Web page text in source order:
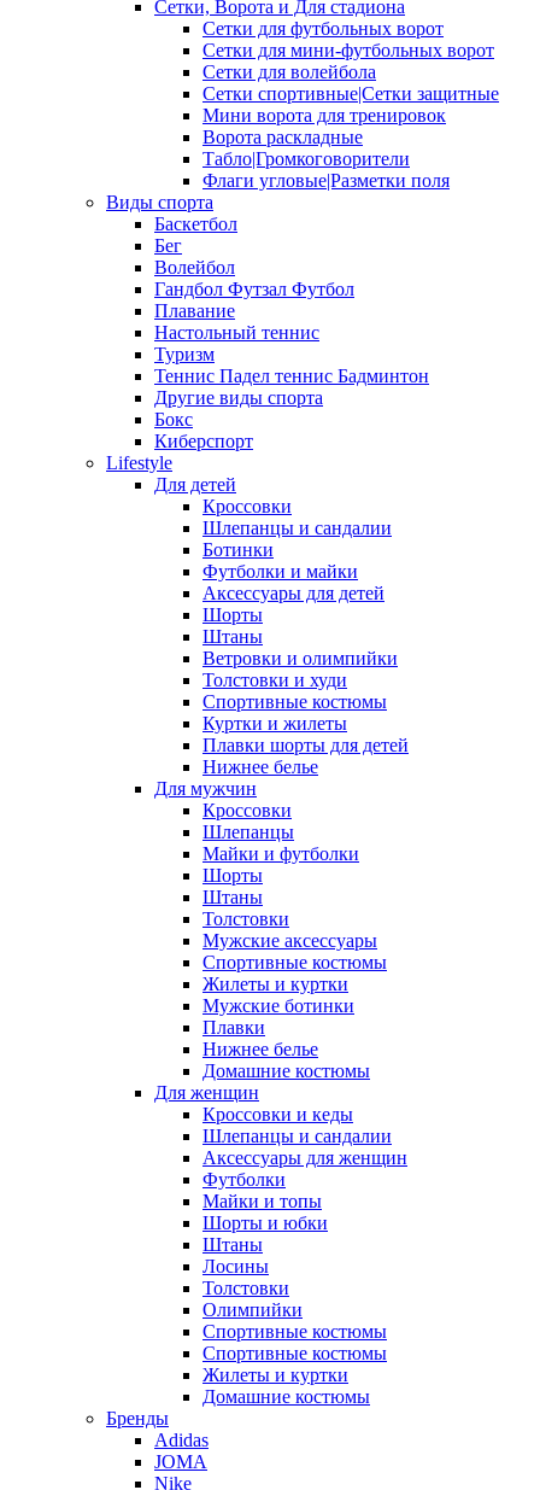
Сетки, Ворота и Для стадиона
Сетки для футбольных ворот
Сетки для мини-футбольных ворот
Сетки для волейбола
Сетки спортивные|Сетки защитные
Мини ворота для тренировок
Ворота раскладные
Табло|Громкоговорители
Флаги угловые|Разметки поля
Виды спорта
Баскетбол
Бег
Волейбол
Гандбол Футзал Футбол
Плавание
Настольный теннис
Туризм
Теннис Падел теннис Бадминтон
Другие виды спорта
Бокс
Киберспорт
Lifestyle
Для детей
Кроссовки
Шлепанцы и сандалии
Ботинки
Футболки и майки
Аксессуары для детей
Шорты
Штаны
Ветровки и олимпийки
Толстовки и худи
Спортивные костюмы
Куртки и жилеты
Плавки шорты для детей
Нижнее белье
Для мужчин
Кроссовки
Шлепанцы
Майки и футболки
Шорты
Штаны
Толстовки
Мужские аксессуары
Спортивные костюмы
Жилеты и куртки
Мужские ботинки
Плавки
Нижнее белье
Домашние костюмы
Для женщин
Кроссовки и кеды
Шлепанцы и сандалии
Аксессуары для женщин
Футболки
Майки и топы
Шорты и юбки
Штаны
Лосины
Толстовки
Олимпийки
Спортивные костюмы
Спортивные костюмы
Жилеты и куртки
Домашние костюмы
Бренды
Adidas
JOMA
Nike